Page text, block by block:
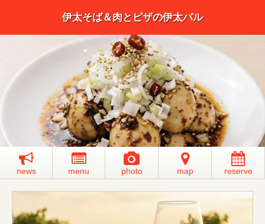
伊太そば＆肉とピザの伊太バル
news menu photo map reserve